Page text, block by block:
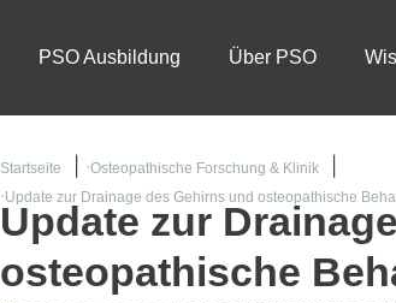
PSO Ausbildung Über PSO
Startseite
Osteopathische Forschung & Klinik
Update zur Drainage des Gehirns und osteopathische
Update zur
osteopathische